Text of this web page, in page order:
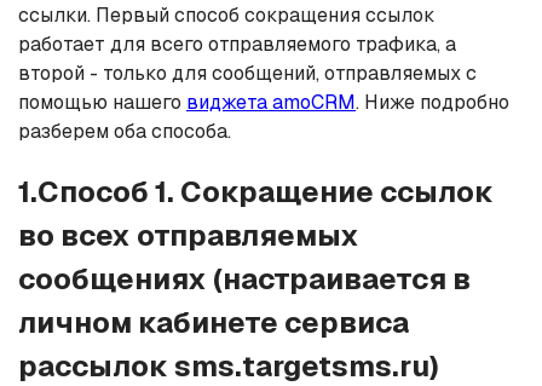
ссылки. Первый способ сокращения ссылок
работает для всего отправляемого трафика, а
второй - только для сообщений, отправляемых с
помощью нашего виджета amoCRM. Ниже подробно
разберем оба способа.
1.Способ 1. Сокращение ссылок
во всех отправляемых
сообщениях (настраивается в
личном кабинете сервиса
рассылок sms.targetsms.ru)